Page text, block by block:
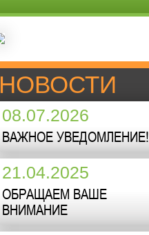
НОВОСТИ
08.07.2026
ВАЖНОЕ УВЕДОМЛЕНИЕ!
21.04.2025
ОБРАЩАЕМ ВАШЕ
ВНИМАНИЕ